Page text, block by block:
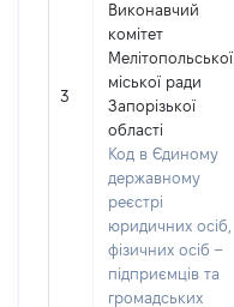
3
Виконавчий
комітет
Мелітопольської
міської ради
Запорізької
області
Код в Єдиному
державному
реєстрі
юридичних осіб,
фізичних осіб –
підприємців та
громадських